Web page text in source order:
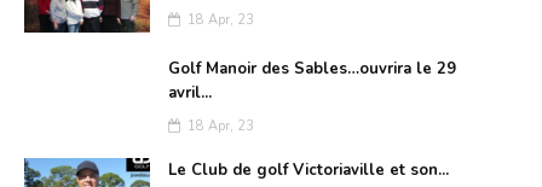
18 Apr, 23
Golf Manoir des Sables…ouvrira le 29
avril...
18 Apr, 23
Le Club de golf Victoriaville et son...